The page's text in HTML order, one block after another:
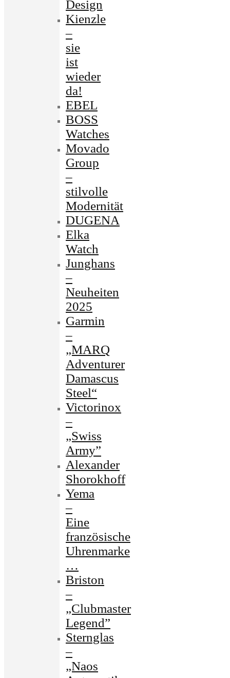
Design
Kienzle
–
sie
ist
wieder
da!
EBEL
BOSS
Watches
Movado
Group
–
stilvolle
Modernität
DUGENA
Elka
Watch
Junghans
–
Neuheiten
2025
Garmin
–
„MARQ
Adventurer
Damascus
Steel“
Victorinox
–
„Swiss
Army”
Alexander
Shorokhoff
Yema
–
Eine
französische
Uhrenmarke
…
Briston
–
„Clubmaster
Legend”
Sternglas
–
„Naos